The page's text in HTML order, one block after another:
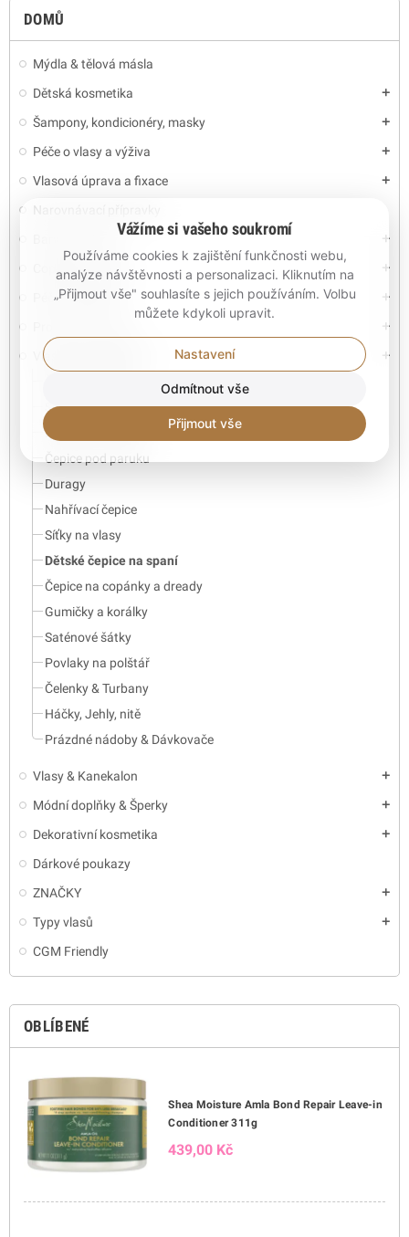
DOMŮ
Mýdla & tělová másla
Dětská kosmetika
add
Šampony, kondicionéry, masky add
Péče o vlasy a výživa add
Vlasová úprava a fixace add
Narovnávací přípravky
add
Copánky a dredy add
Péče o pokožku add
add
Vlasové Příslušenství add
Sprchovací čepice
Hřebeny a kartáče
Čepice pod paruku
Duragy
Nahřívací čepice
Síťky na vlasy
Dětské čepice na spaní
Čepice na copánky a dready
Gumičky a korálky
Saténové šátky
Povlaky na polštář
Čelenky & Turbany
Háčky, Jehly, nitě
Prázdné nádoby & Dávkovače
Vlasy & Kanekalon add
Módní doplňky & Šperky add
Dekorativní kosmetika add
Dárkové poukazy
ZNAČKY
add
Typy vlasů add
CGM Friendly
OBLÍBENÉ
Shea Moisture Amla Bond Repair Leave-in
Conditioner 311g
439,00 Kč
Vážíme si vašeho soukromí
Používáme cookies k zajištění funkčnosti webu,
analýze návštěvnosti a personalizaci. Kliknutím na
„Přijmout vše" souhlasíte s jejich používáním. Volbu
můžete kdykoli upravit.
Nastavení
Odmítnout vše
Přijmout vše